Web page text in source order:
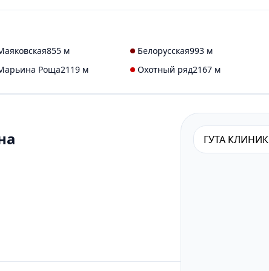
855 м Белорусская993 м
Роща2119 м Охотный ряд2167 м
ГУТА КЛИНИК